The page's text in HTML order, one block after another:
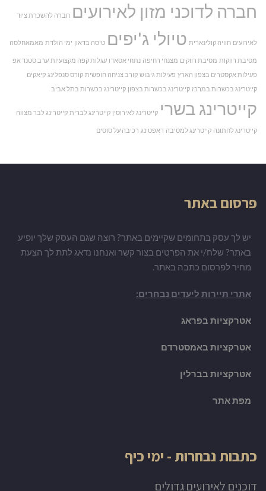
חברה לדוכני מזון לאירועים חברה להשכרת ציוד
לאירועים חוויה קולינארית טיולי ג'יפים טיסה בדאון ימי הולדת מאמאחלסה
מסיבת רווקות מסיבת רווקים מצנחי רחיפה נתחי אסאדו עגלות קפה מקצועיות ערב סטנד אפ
פעילות אקסטרים בצפון הארץ פעילות גיבוש קורב צניחה חופשית קורס סנפלינג קיאקים
קייטרינג בכשרות במרכז קייטרינג בכשרות בצפון קייטרינג בכשרות בתל אביב
קייטרינג בשרי קייטרינג לאירוסין קייטרינג לברית קייטרינג לבר מצווה
קייטרינג לחתונה קייטרינג למסיבה ראפטינג רכיבה על סוסים
פרסום באתר
יש לך עסק בתחומים שקיימים באתר? רוצה שגם העסק שלך יופיע
באתר? שלח/י את הפרטים בצור קשר ואנחנו נדאג לתת לך הצעת
מחיר לפרסום כתבה באתר.
אתרי תיירות ליעדים נבחרים:
אטרקציות בפראג
אטרקציות באמסטרדם
אטרקציות בברלין
מפת אתר
כתבות נבחרות - ימי כיף
דוכנים לאירועים גדולים